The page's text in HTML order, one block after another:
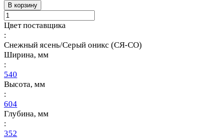
В корзину
Цвет поставщика
:
Снежный ясень/Серый оникс (СЯ-СО)
Ширина, мм
:
540
Высота, мм
:
604
Глубина, мм
:
352